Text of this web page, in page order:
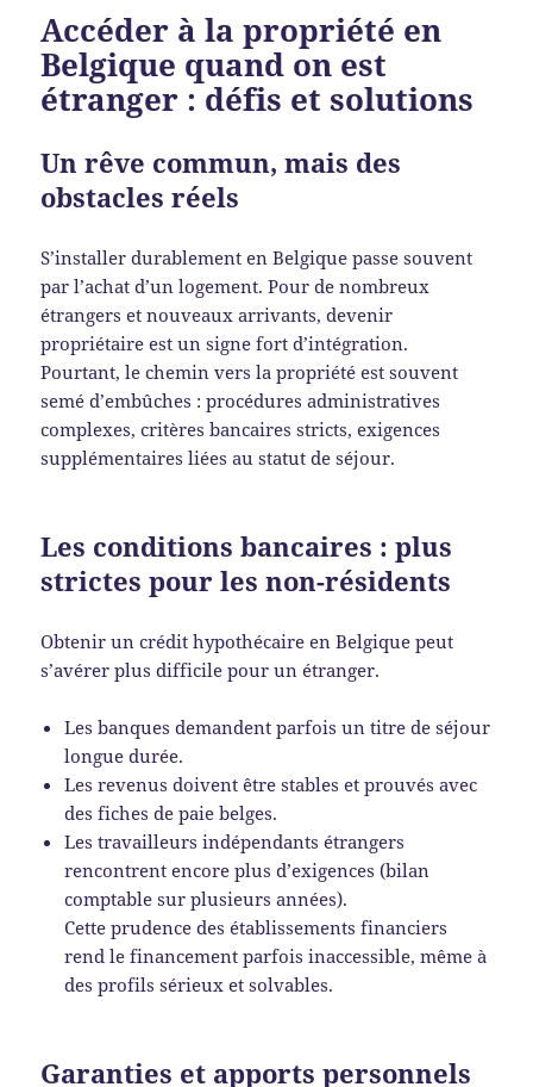
Accéder à la propriété en
Belgique quand on est
étranger : défis et solutions
Un rêve commun, mais des
obstacles réels
S’installer durablement en Belgique passe souvent
par l’achat d’un logement. Pour de nombreux
étrangers et nouveaux arrivants, devenir
propriétaire est un signe fort d’intégration.
Pourtant, le chemin vers la propriété est souvent
semé d’embûches : procédures administratives
complexes, critères bancaires stricts, exigences
supplémentaires liées au statut de séjour.
Les conditions bancaires : plus
strictes pour les non-résidents
Obtenir un crédit hypothécaire en Belgique peut
s’avérer plus difficile pour un étranger.
Les banques demandent parfois un titre de séjour
longue durée.
Les revenus doivent être stables et prouvés avec
des fiches de paie belges.
Les travailleurs indépendants étrangers
rencontrent encore plus d’exigences (bilan
comptable sur plusieurs années).
Cette prudence des établissements financiers
rend le financement parfois inaccessible, même à
des profils sérieux et solvables.
Garanties et apports personnels